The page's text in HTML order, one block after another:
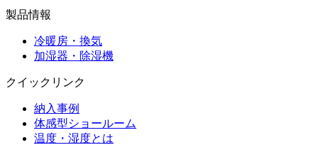
製品情報
冷暖房・換気
加湿器・除湿機
クイックリンク
納入事例
体感型ショールーム
温度・湿度とは